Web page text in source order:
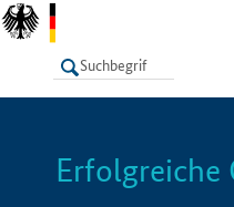
LISTE
Erfolgreiche